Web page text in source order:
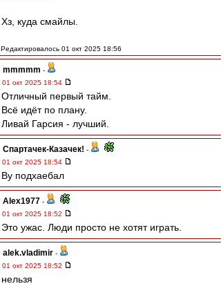
Хз, куда смайлы.
Редактировалось 01 окт 2025 18:56
mmmmm -
01 окт 2025 18:54
Отличный первый тайм.
Всё идёт по плану.
Ливай Гарсия - лучший.
Спартачек-Казачек! -
01 окт 2025 18:54
Ву подхаебал
Alex1977 -
01 окт 2025 18:52
Это ужас. Люди просто не хотят играть.
alek.vladimir -
01 окт 2025 18:52
нельзя